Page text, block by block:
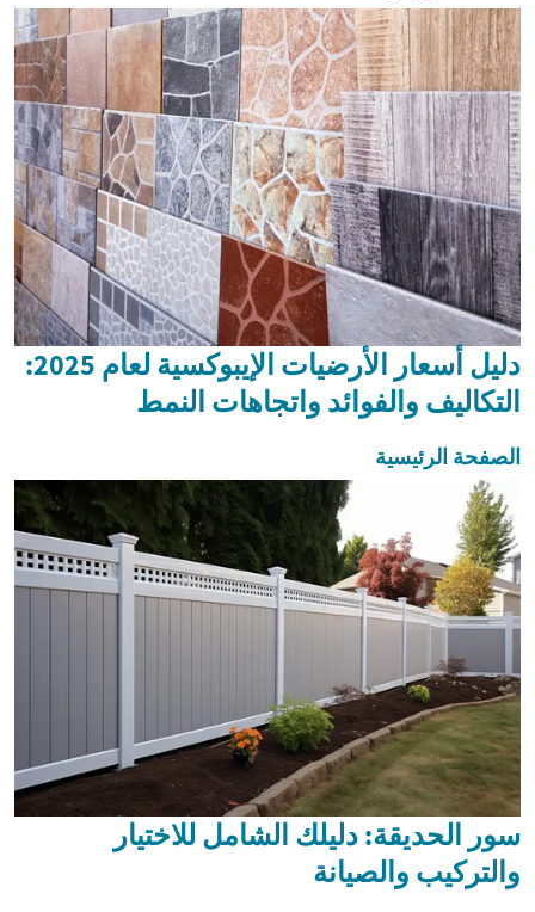
دليل أسعار الأرضيات الإيبوكسية لعام 2025:
التكاليف والفوائد واتجاهات النمط
الصفحة الرئيسية
سور الحديقة: دليلك الشامل للاختيار
والتركيب والصيانة